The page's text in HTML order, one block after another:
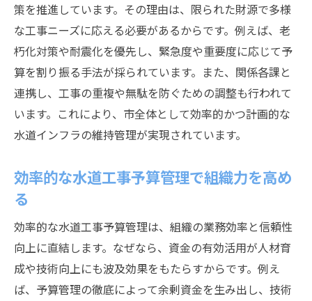
静岡市役所全体で実現する予算配分改革
将来に備える静岡市の水道インフラ維持術
水道工事予算で実現するインフラ長寿命化
静岡市の水道インフラ維持管理の最前線
水道管更新と予算計画のバランスの取り方
下水道連携によるインフラ維持の新戦略
持続可能な水道工事予算運用の実践例
策を推進しています。その理由は、限られた財源で多様
な工事ニーズに応える必要があるからです。例えば、老
朽化対策や耐震化を優先し、緊急度や重要度に応じて予
算を割り振る手法が採られています。また、関係各課と
連携し、工事の重複や無駄を防ぐための調整も行われて
います。これにより、市全体として効率的かつ計画的な
水道インフラの維持管理が実現されています。
効率的な水道工事予算管理で組織力を高め
る
効率的な水道工事予算管理は、組織の業務効率と信頼性
向上に直結します。なぜなら、資金の有効活用が人材育
成や技術向上にも波及効果をもたらすからです。例え
ば、予算管理の徹底によって余剰資金を生み出し、技術